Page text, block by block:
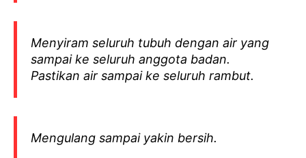
Menyiram seluruh tubuh dengan air yang
sampai ke seluruh anggota badan.
Pastikan air sampai ke seluruh rambut.
Mengulang sampai yakin bersih.